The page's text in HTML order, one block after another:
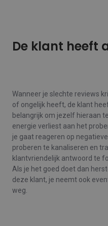
De klant heeft
Wanneer je slechte reviews
of ongelijk heeft, de klant
belangrijk om jezelf hieraan
energie verliest aan het
je gaat reageren op
proberen te kanaliseren en
klantvriendelijk antwoord te
Als je het goed doet dan
deze klant, je neemt ook
weg.